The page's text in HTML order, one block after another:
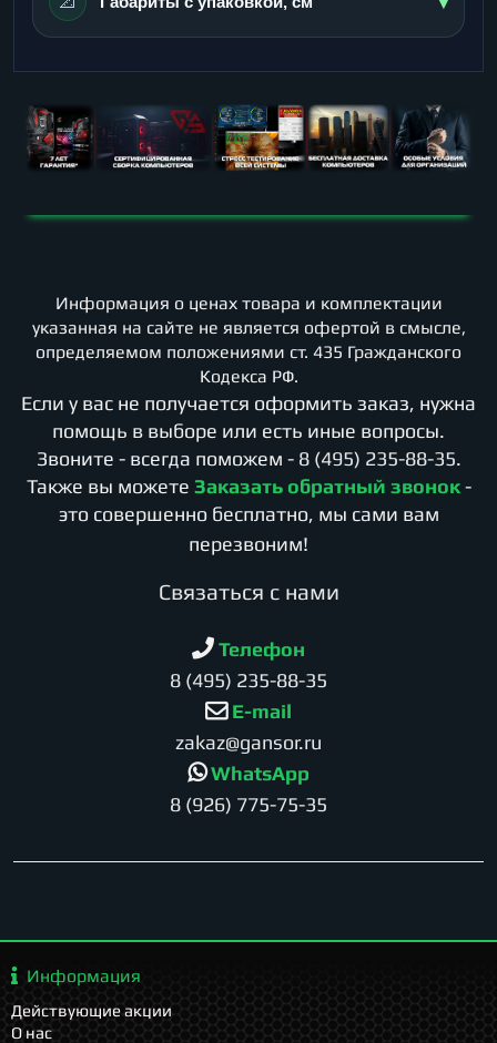
Информация о ценах товара и комплектации
указанная на сайте не является офертой в смысле,
определяемом положениями ст. 435 Гражданского
Кодекса РФ.
Если у вас не получается оформить заказ, нужна
помощь в выборе или есть иные вопросы.
Звоните - всегда поможем - 8 (495) 235-88-35.
Также вы можете Заказать обратный звонок -
это совершенно бесплатно, мы сами вам
перезвоним!
Cвязаться с нами
Телефон
8 (495) 235-88-35
E-mail
zakaz@gansor.ru
WhatsApp
8 (926) 775-75-35
Информация
Действующие акции
О нас